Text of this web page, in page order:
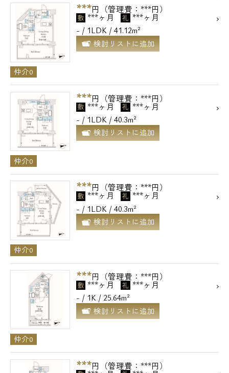
***円（管理費：***円）
敷 ***ヶ月 礼 ***ヶ月
- / 1LDK / 41.12m²
検討リストに追加
仲介0
***円（管理費：***円）
敷 ***ヶ月 礼 ***ヶ月
- / 1LDK / 40.3m²
検討リストに追加
仲介0
***円（管理費：***円）
敷 ***ヶ月 礼 ***ヶ月
- / 1LDK / 40.3m²
検討リストに追加
仲介0
***円（管理費：***円）
敷 ***ヶ月 礼 ***ヶ月
- / 1K / 25.64m²
検討リストに追加
仲介0
***円（管理費：***円）